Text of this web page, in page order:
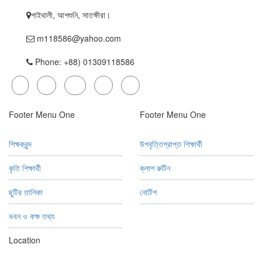
পাইথালী, আশশুনি, সাতক্ষীরা।
m118586@yahoo.com
Phone: +88) 01309118586
Footer Menu One
শিক্ষকবৃন্দ
কৃতি শিক্ষার্থী
ছুটির তালিকা
ভবন ও কক্ষ তথ্য
Footer Menu One
উপবৃত্তিপ্রাপ্ত শিক্ষার্থী
ক্লাশ রুটিন
নোটিশ
Location